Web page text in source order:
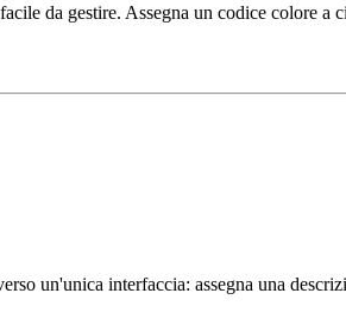
da gestire. Assegna un codice colore a
un'unica interfaccia: assegna una